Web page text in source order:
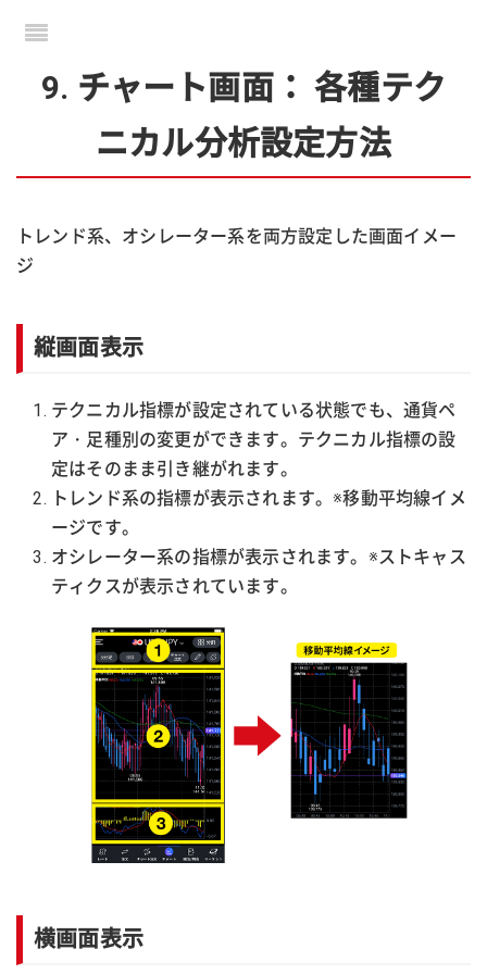
9. チャート画面： 各種テク
ニカル分析設定方法
トレンド系、オシレーター系を両方設定した画面イメー
ジ
縦画面表示
テクニカル指標が設定されている状態でも、通貨ペ
ア・足種別の変更ができます。テクニカル指標の設
定はそのまま引き継がれます。
トレンド系の指標が表示されます。※移動平均線イメ
ージです。
オシレーター系の指標が表示されます。※ストキャス
ティクスが表示されています。
横画面表示